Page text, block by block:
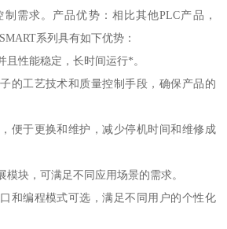
需求。产品优势：相比其他PLC产品，
系列具有如下优势：
且性能稳定，长时间运行*。
的工艺技术和质量控制手段，确保产品的
便于更换和维护，减少停机时间和维修成
模块，可满足不同应用场景的需求。
和编程模式可选，满足不同用户的个性化